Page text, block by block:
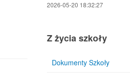
2026-05-20 18:32:27
Z życia szkoły
Dokumenty Szkoły